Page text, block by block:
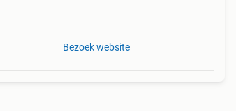
Bezoek website